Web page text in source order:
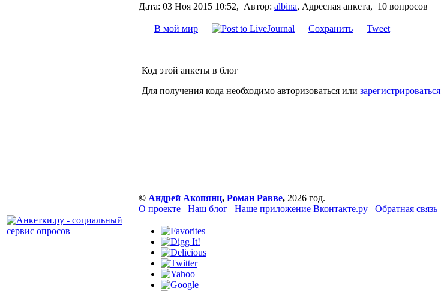
Дата: 03 Ноя 2015 10:52, Автор: albina, Адресная анкета, 10 вопросов
В мой мир Сохранить Tweet
Код этой анкеты в блог
Для получения кода необходимо авторизоваться или зарегистрироваться
© Андрей Акопянц, Роман Равве, 2026 год.
О проекте
Наш блог Наше приложение Вконтакте.ру Обратная связь